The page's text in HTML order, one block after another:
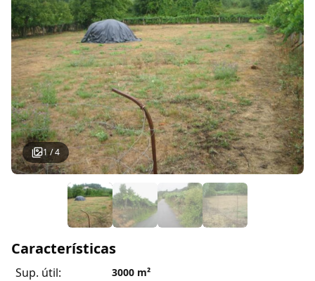
1/4
Características
Sup. útil: 3000 m²